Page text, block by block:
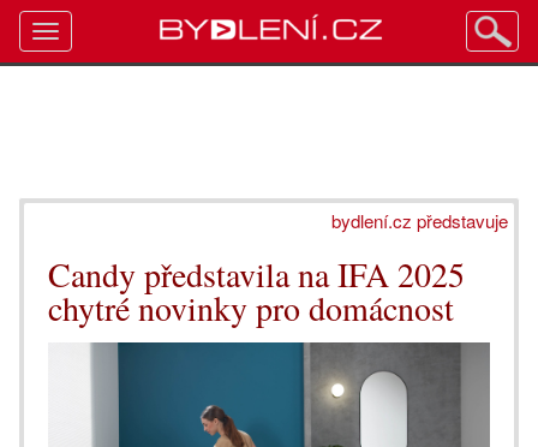
bydlení.cz představuje
Candy představila na IFA 2025
chytré novinky pro domácnost
Toggle
navigation